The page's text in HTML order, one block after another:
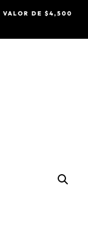
VALOR DE $4,500